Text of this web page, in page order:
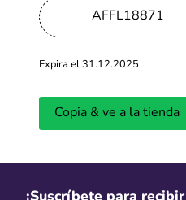
Más cupones de Alibaba
-
AFFL18871
Expira el 31.12.2025
Copia & ve a la tienda